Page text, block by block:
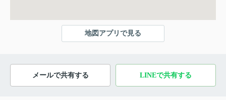
地図アプリで見る
メールで共有する LINEで共有する